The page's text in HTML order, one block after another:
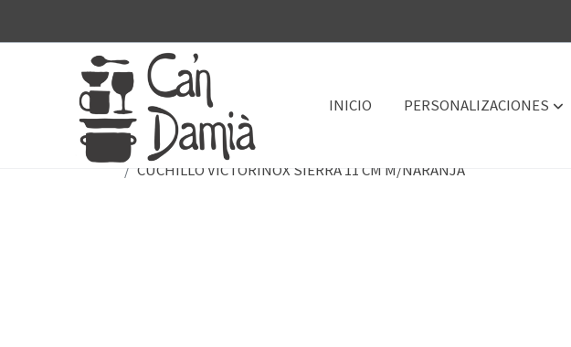
INICIO PERSONALIZACIONES
CUCHILLO VICTORINOX SIERRA 11 CM M/NARANJA